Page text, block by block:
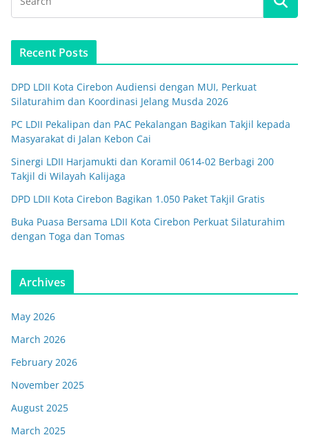
Recent Posts
DPD LDII Kota Cirebon Audiensi dengan MUI, Perkuat
Silaturahim dan Koordinasi Jelang Musda 2026
PC LDII Pekalipan dan PAC Pekalangan Bagikan Takjil kepada
Masyarakat di Jalan Kebon Cai
Sinergi LDII Harjamukti dan Koramil 0614-02 Berbagi 200
Takjil di Wilayah Kalijaga
DPD LDII Kota Cirebon Bagikan 1.050 Paket Takjil Gratis
Buka Puasa Bersama LDII Kota Cirebon Perkuat Silaturahim
dengan Toga dan Tomas
Archives
May 2026
March 2026
February 2026
November 2025
August 2025
March 2025